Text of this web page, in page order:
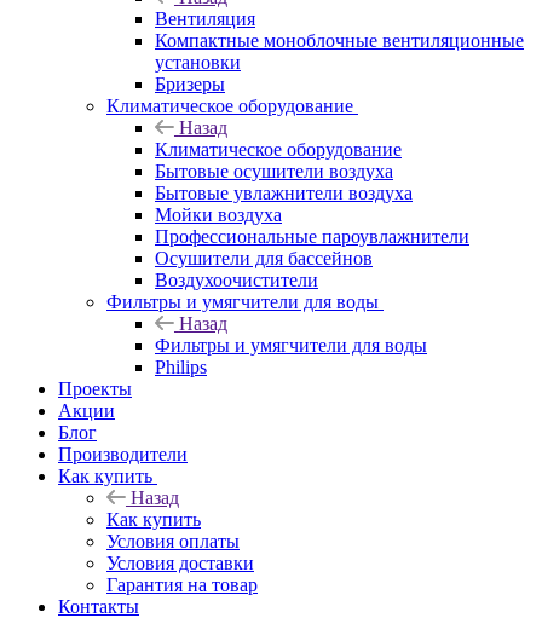
Вентиляция
Компактные моноблочные вентиляционные
установки
Бризеры
Климатическое оборудование
Назад
Климатическое оборудование
Бытовые осушители воздуха
Бытовые увлажнители воздуха
Мойки воздуха
Профессиональные пароувлажнители
Осушители для бассейнов
Воздухоочистители
Фильтры и умягчители для воды
Назад
Фильтры и умягчители для воды
Philips
Проекты
Акции
Блог
Производители
Как купить
Назад
Как купить
Условия оплаты
Условия доставки
Гарантия на товар
Контакты